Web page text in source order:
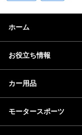
ホーム
お役立ち情報
カー用品
モータースポーツ